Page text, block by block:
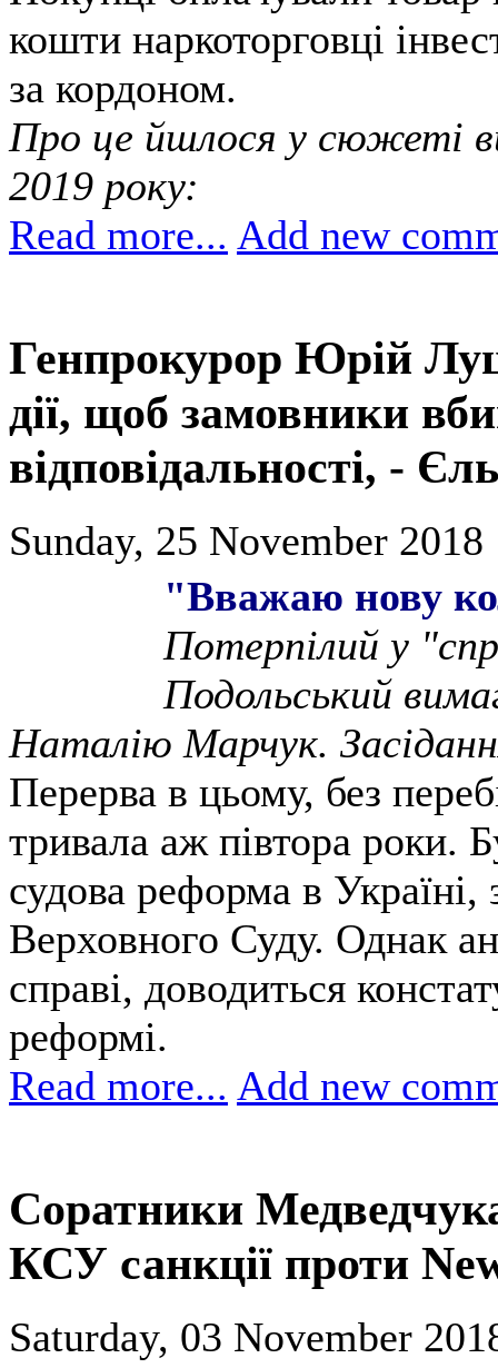
кошти наркоторговці
за кордоном.
Про це йшлося у сюжеті
2019 року:
Read more... Add new
Генпрокурор Юрій
дії, щоб замовники
відповідальності, -
Sunday, 25 November
"Вважаю нову
Потерпілий у
Подольський
Наталію Марчук.
Перерва в цьому, без
тривала аж півтора роки.
судова реформа в
Верховного Суду. Однак
справі, доводиться
реформі.
Read more... Add new
Соратники
КСУ санкції проти
Saturday, 03 November